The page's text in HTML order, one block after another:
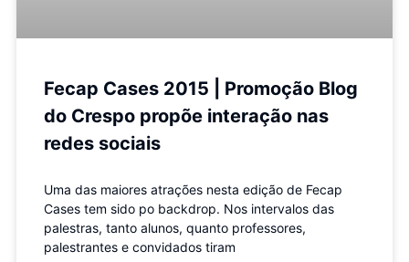
Fecap Cases 2015 | Promoção Blog
do Crespo propõe interação nas
redes sociais
Uma das maiores atrações nesta edição de Fecap
Cases tem sido po backdrop. Nos intervalos das
palestras, tanto alunos, quanto professores,
palestrantes e convidados tiram